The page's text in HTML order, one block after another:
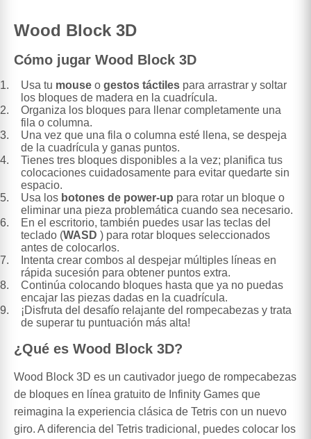
Wood Block 3D
Cómo jugar Wood Block 3D
Usa tu mouse o gestos táctiles para arrastrar y soltar
los bloques de madera en la cuadrícula.
Organiza los bloques para llenar completamente una
fila o columna.
Una vez que una fila o columna esté llena, se despeja
de la cuadrícula y ganas puntos.
Tienes tres bloques disponibles a la vez; planifica tus
colocaciones cuidadosamente para evitar quedarte sin
espacio.
Usa los botones de power-up para rotar un bloque o
eliminar una pieza problemática cuando sea necesario.
En el escritorio, también puedes usar las teclas del
teclado (WASD ) para rotar bloques seleccionados
antes de colocarlos.
Intenta crear combos al despejar múltiples líneas en
rápida sucesión para obtener puntos extra.
Continúa colocando bloques hasta que ya no puedas
encajar las piezas dadas en la cuadrícula.
¡Disfruta del desafío relajante del rompecabezas y trata
de superar tu puntuación más alta!
¿Qué es Wood Block 3D?
Wood Block 3D es un cautivador juego de rompecabezas
de bloques en línea gratuito de Infinity Games que
reimagina la experiencia clásica de Tetris con un nuevo
giro. A diferencia del Tetris tradicional, puedes colocar los